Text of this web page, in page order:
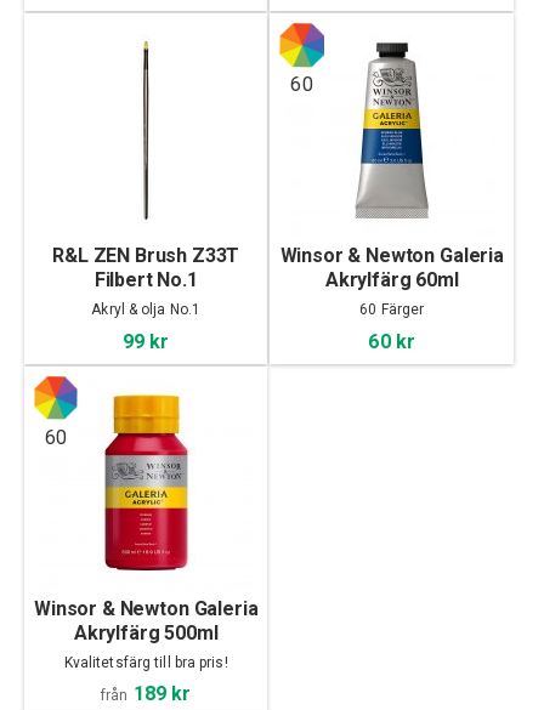
R&L ZEN Brush Z33T
Filbert No.1
Akryl & olja No.1
99 kr
60
Winsor & Newton Galeria
Akrylfärg 60ml
60 Färger
60 kr
60
Winsor & Newton Galeria
Akrylfärg 500ml
Kvalitetsfärg till bra pris!
från 189 kr